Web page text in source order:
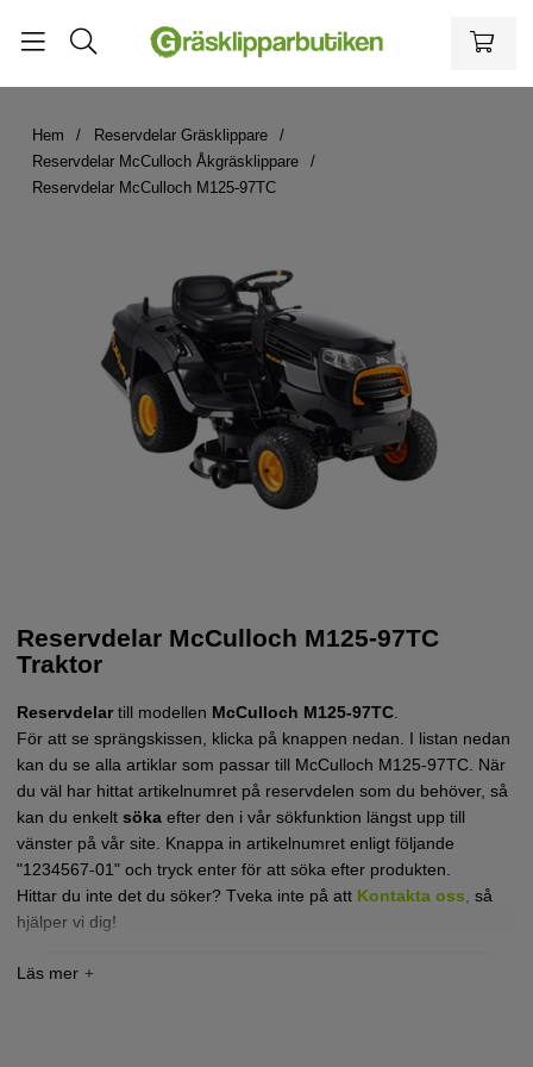
Hem
Reservdelar Gräsklippare
Reservdelar McCulloch Åkgräsklippare
Reservdelar McCulloch M125-97TC
Reservdelar McCulloch M125-97TC
Traktor
Reservdelartill modellen McCulloch M125-97TC
För att se sprängskissen, klicka på knappen nedan. I listan nedan
kan du se alla artiklar som passar till McCulloch M125-97TC. När
du väl har hittat artikelnumret på reservdelen som du behöver, så
kan du enkelt söka efter den i vår sökfunktion längst upp till
vänster på vår site. Knappa in artikelnumret enligt följande
"1234567-01" och tryck enter för att söka efter produkten.
Hittar du inte det du söker? Tveka inte på att Kontakta oss så
hjälper vi dig!
Tryck här för sprängskiss och reservdelslista till